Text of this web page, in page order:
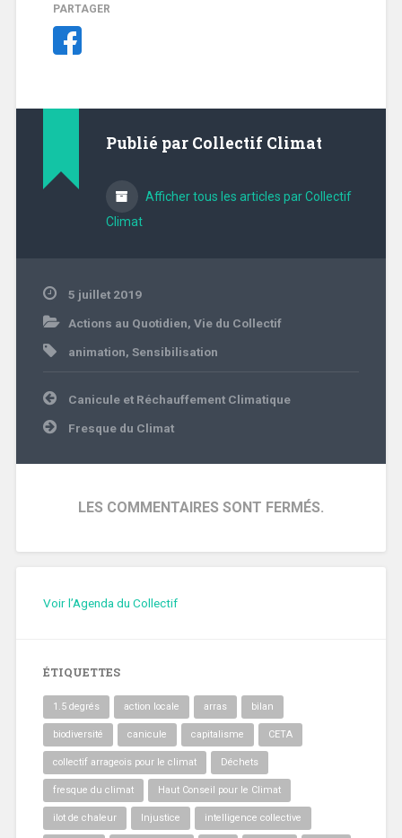
PARTAGER
Publié par Collectif Climat
Afficher tous les articles par Collectif
Climat
5 juillet 2019
Actions au Quotidien, Vie du Collectif
animation, Sensibilisation
Navigation
de
l’article
Canicule et Réchauffement Climatique
Fresque du Climat
LES COMMENTAIRES SONT FERMÉS.
Voir l’Agenda du Collectif
ÉTIQUETTES
1.5 degrés action locale arras bilan
biodiversité canicule capitalisme CETA
collectif arrageois pour le climat Déchets
fresque du climat Haut Conseil pour le Climat
ilot de chaleur Injustice intelligence collective